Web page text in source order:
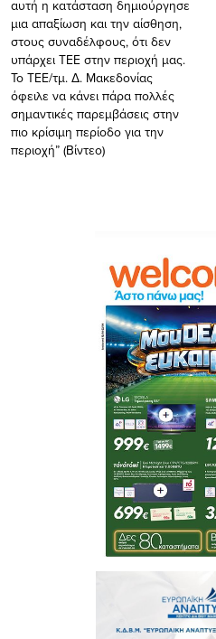
αυτή η κατάσταση δημιούργησε
μια απαξίωση και την αίσθηση,
στους συναδέλφους, ότι δεν
υπάρχει ΤΕΕ στην περιοχή μας.
Το ΤΕΕ/τμ. Δ. Μακεδονίας
όφειλε να κάνει πάρα πολλές
σημαντικές παρεμβάσεις στην
πιο κρίσιμη περίοδο για την
περιοχή” (Βίντεο)